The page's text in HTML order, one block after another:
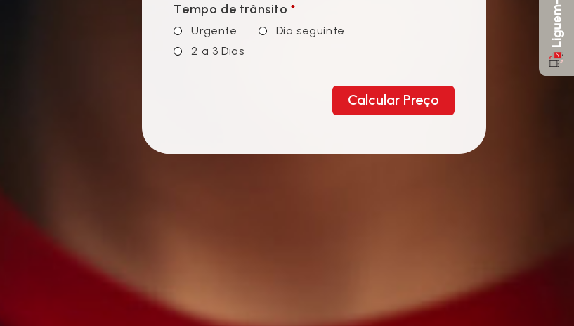
Tempo de trânsito *
Urgente
Dia seguinte
2 a 3 Dias
Calcular Preço